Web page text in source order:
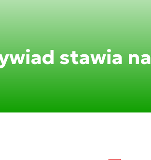
stawia na